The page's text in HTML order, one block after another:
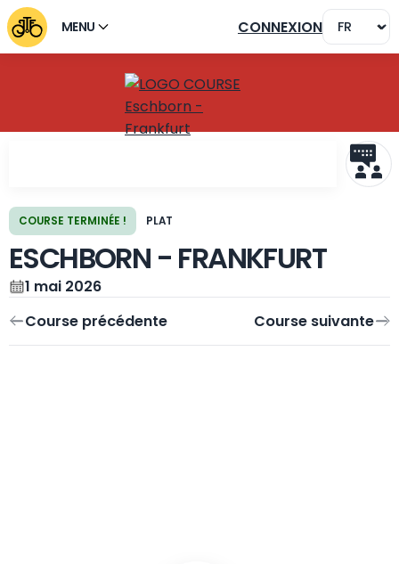
MENU CONNEXION
COURSE TERMINÉE ! PLAT
ESCHBORN - FRANKFURT
1 mai 2026
Course précédente Course suivante